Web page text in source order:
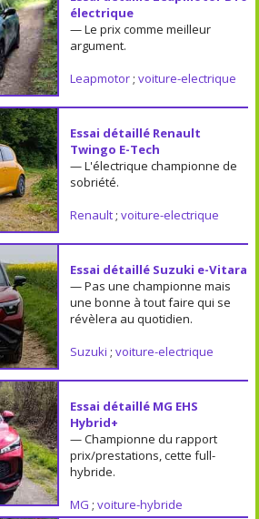
électrique
— Le prix comme meilleur
argument.
Leapmotor; voiture-electrique
Essai détaillé Renault
Twingo E-Tech
— L'électrique championne de
sobriété.
Renault; voiture-electrique
Essai détaillé Suzuki e-Vitara
— Pas une championne mais
une bonne à tout faire qui se
révèlera au quotidien.
Suzuki ; voiture-electrique
Essai détaillé MG EHS
Hybrid+
— Championne du rapport
prix/prestations, cette full-
hybride.
MG ; voiture-hybride